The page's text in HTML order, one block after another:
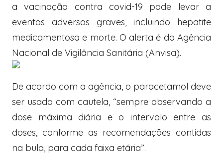
a vacinação contra covid-19 pode levar a
eventos adversos graves, incluindo hepatite
medicamentosa e morte. O alerta é da Agência
Nacional de Vigilância Sanitária (Anvisa).
De acordo com a agência, o paracetamol deve
ser usado com cautela, “sempre observando a
dose máxima diária e o intervalo entre as
doses, conforme as recomendações contidas
na bula, para cada faixa etária”.